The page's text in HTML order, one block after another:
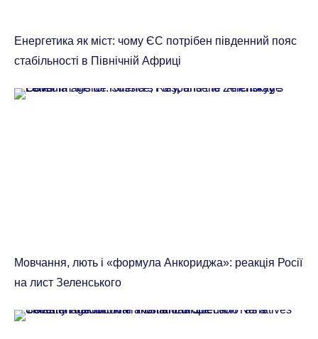
Енергетика як міст: чому ЄС потрібен південний пояс
стабільності в Північній Африці
Мовчання, лють і «формула Анкориджа»: реакція Росії
на лист Зеленського